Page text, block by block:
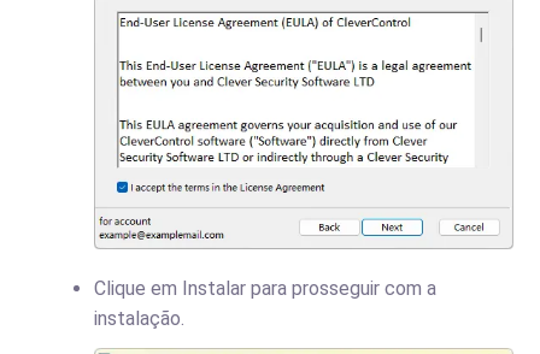
Clique em Instalar para prosseguir com a
instalação.